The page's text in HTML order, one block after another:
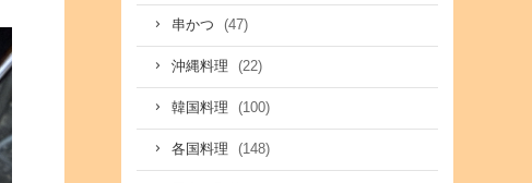
串かつ (47)
沖縄料理 (22)
韓国料理 (100)
各国料理 (148)